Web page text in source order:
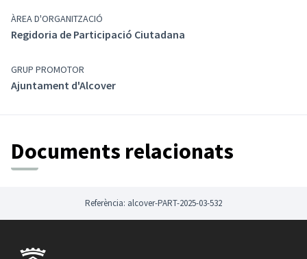
ÀREA D'ORGANITZACIÓ
Regidoria de Participació Ciutadana
GRUP PROMOTOR
Ajuntament d'Alcover
Documents relacionats
Referència: alcover-PART-2025-03-532